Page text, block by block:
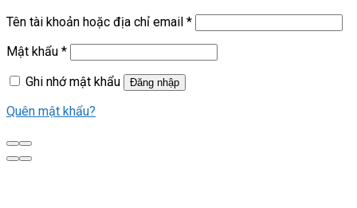
Tên tài khoản hoặc địa chỉ email *
Mật khẩu *
Ghi nhớ mật khẩu
Đăng nhập
Quên mật khẩu?